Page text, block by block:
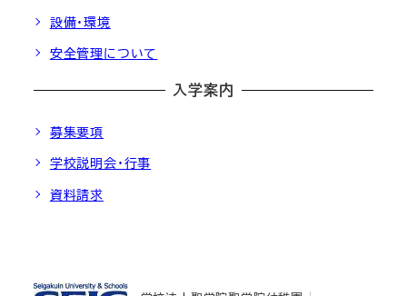
設備・環境
安全管理について
入学案内
募集要項
学校説明会・行事
資料請求